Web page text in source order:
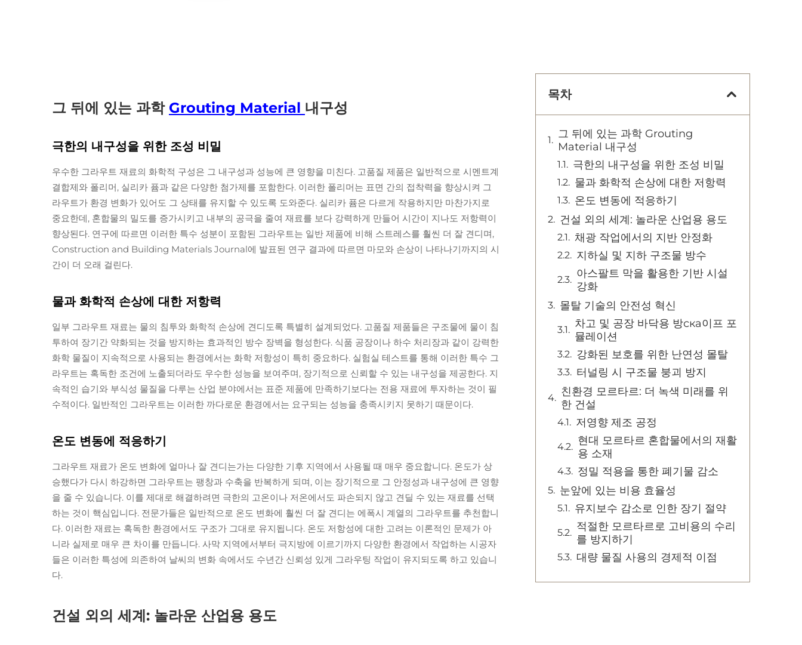
그 뒤에 있는 과학 Grouting Material 내구성
극한의 내구성을 위한 조성 비밀
우수한 그라우트 재료의 화학적 구성은 그 내구성과 성능에 큰 영향을 미친다. 고품질 제품은 일반적으로 시멘트계
결합제와 폴리머, 실리카 퓸과 같은 다양한 첨가제를 포함한다. 이러한 폴리머는 표면 간의 접착력을 향상시켜 그
라우트가 환경 변화가 있어도 그 상태를 유지할 수 있도록 도와준다. 실리카 퓸은 다르게 작용하지만 마찬가지로
중요한데, 혼합물의 밀도를 증가시키고 내부의 공극을 줄여 재료를 보다 강력하게 만들어 시간이 지나도 저항력이
향상된다. 연구에 따르면 이러한 특수 성분이 포함된 그라우트는 일반 제품에 비해 스트레스를 훨씬 더 잘 견디며,
Construction and Building Materials Journal에 발표된 연구 결과에 따르면 마모와 손상이 나타나기까지의 시
간이 더 오래 걸린다.
물과 화학적 손상에 대한 저항력
일부 그라우트 재료는 물의 침투와 화학적 손상에 견디도록 특별히 설계되었다. 고품질 제품들은 구조물에 물이 침
투하여 장기간 약화되는 것을 방지하는 효과적인 방수 장벽을 형성한다. 식품 공장이나 하수 처리장과 같이 강력한
화학 물질이 지속적으로 사용되는 환경에서는 화학 저항성이 특히 중요하다. 실험실 테스트를 통해 이러한 특수 그
라우트는 혹독한 조건에 노출되더라도 우수한 성능을 보여주며, 장기적으로 신뢰할 수 있는 내구성을 제공한다. 지
속적인 습기와 부식성 물질을 다루는 산업 분야에서는 표준 제품에 만족하기보다는 전용 재료에 투자하는 것이 필
수적이다. 일반적인 그라우트는 이러한 까다로운 환경에서는 요구되는 성능을 충족시키지 못하기 때문이다.
온도 변동에 적응하기
그라우트 재료가 온도 변화에 얼마나 잘 견디는가는 다양한 기후 지역에서 사용될 때 매우 중요합니다. 온도가 상
승했다가 다시 하강하면 그라우트는 팽창과 수축을 반복하게 되며, 이는 장기적으로 그 안정성과 내구성에 큰 영향
을 줄 수 있습니다. 이를 제대로 해결하려면 극한의 고온이나 저온에서도 파손되지 않고 견딜 수 있는 재료를 선택
하는 것이 핵심입니다. 전문가들은 일반적으로 온도 변화에 훨씬 더 잘 견디는 에폭시 계열의 그라우트를 추천합니
다. 이러한 재료는 혹독한 환경에서도 구조가 그대로 유지됩니다. 온도 저항성에 대한 고려는 이론적인 문제가 아
니라 실제로 매우 큰 차이를 만듭니다. 사막 지역에서부터 극지방에 이르기까지 다양한 환경에서 작업하는 시공자
들은 이러한 특성에 의존하여 날씨의 변화 속에서도 수년간 신뢰성 있게 그라우팅 작업이 유지되도록 하고 있습니
다.
건설 외의 세계: 놀라운 산업용 용도
목차
그 뒤에 있는 과학 Grouting
Material 내구성
극한의 내구성을 위한 조성 비밀
물과 화학적 손상에 대한 저항력
온도 변동에 적응하기
건설 외의 세계: 놀라운 산업용 용도
채광 작업에서의 지반 안정화
지하실 및 지하 구조물 방수
아스팔트 막을 활용한 기반 시설
강화
몰탈 기술의 안전성 혁신
차고 및 공장 바닥용 방ска이프 포
뮬레이션
강화된 보호를 위한 난연성 몰탈
터널링 시 구조물 붕괴 방지
친환경 모르타르: 더 녹색 미래를 위
한 건설
저영향 제조 공정
현대 모르타르 혼합물에서의 재활
용 소재
정밀 적용을 통한 폐기물 감소
눈앞에 있는 비용 효율성
유지보수 감소로 인한 장기 절약
적절한 모르타르로 고비용의 수리
를 방지하기
대량 물질 사용의 경제적 이점